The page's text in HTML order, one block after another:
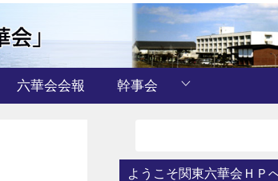
六華会会報 幹事会
ようこそ関東六華会ＨＰ